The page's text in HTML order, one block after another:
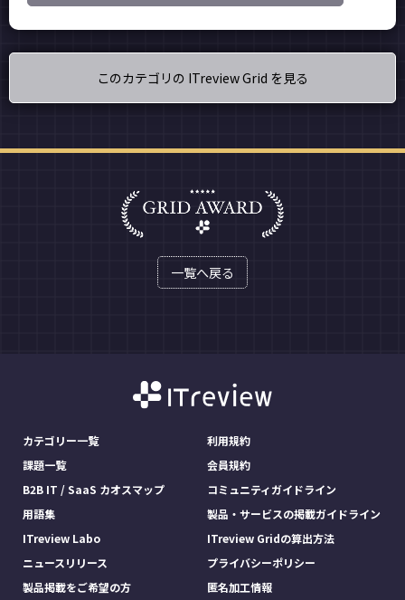
このカテゴリの ITreview Grid を見る
一覧へ戻る
カテゴリー一覧
課題一覧
B2B IT / SaaS カオスマップ
用語集
ITreview Labo
ニュースリリース
製品掲載をご希望の方
利用規約
会員規約
コミュニティガイドライン
製品・サービスの掲載ガイドライン
ITreview Gridの算出方法
プライバシーポリシー
匿名加工情報